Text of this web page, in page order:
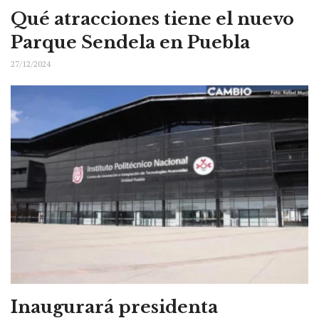
Qué atracciones tiene el nuevo
Parque Sendela en Puebla
27/12/2024
Inaugurará presidenta